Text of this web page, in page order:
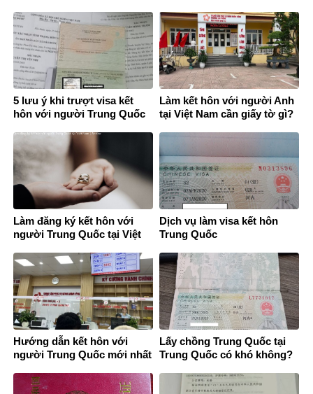
5 lưu ý khi trượt visa kết
hôn với người Trung Quốc
Làm kết hôn với người Anh
tại Việt Nam cần giấy tờ gì?
Làm đăng ký kết hôn với
người Trung Quốc tại Việt
Dịch vụ làm visa kết hôn
Trung Quốc
Hướng dẫn kết hôn với
người Trung Quốc mới nhất
Lấy chồng Trung Quốc tại
Trung Quốc có khó không?